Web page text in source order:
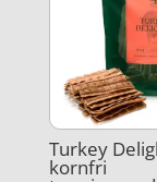
Turkey
kornfri